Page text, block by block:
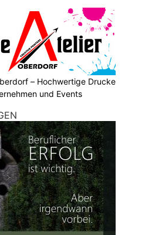
– Hochwertige Drucke
und Events